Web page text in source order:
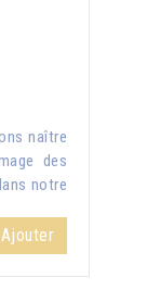
naître
des
notre
Ajouter